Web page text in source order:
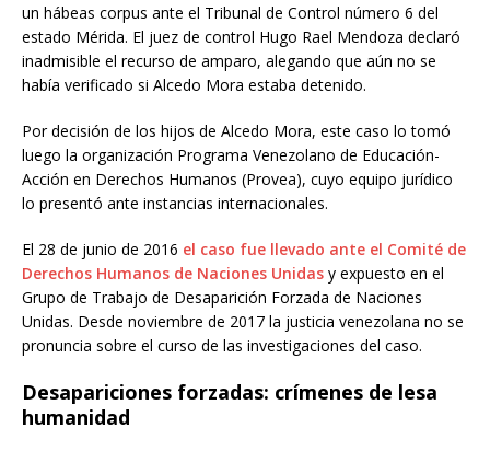
un hábeas corpus ante el Tribunal de Control número 6 del
estado Mérida. El juez de control Hugo Rael Mendoza declaró
inadmisible el recurso de amparo, alegando que aún no se
había verificado si Alcedo Mora estaba detenido.
Por decisión de los hijos de Alcedo Mora, este caso lo tomó
luego la organización Programa Venezolano de Educación-
Acción en Derechos Humanos (Provea), cuyo equipo jurídico
lo presentó ante instancias internacionales.
El 28 de junio de 2016 el caso fue llevado ante el Comité de
Derechos Humanos de Naciones Unidas y expuesto en el
Grupo de Trabajo de Desaparición Forzada de Naciones
Unidas. Desde noviembre de 2017 la justicia venezolana no se
pronuncia sobre el curso de las investigaciones del caso.
Desapariciones forzadas: crímenes de lesa
humanidad